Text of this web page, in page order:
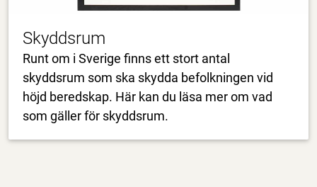
Skyddsrum
Runt om i Sverige finns ett stort antal
skyddsrum som ska skydda befolkningen vid
höjd beredskap. Här kan du läsa mer om vad
som gäller för skyddsrum.